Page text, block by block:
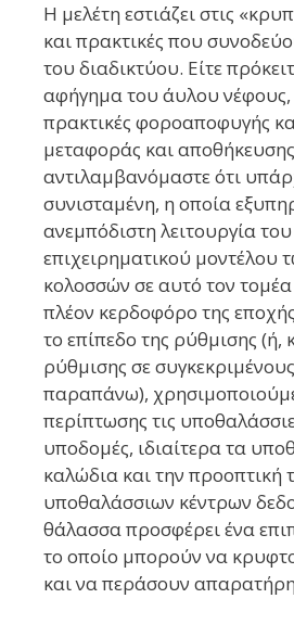
Η μελέτη εστιάζει στις
και πρακτικές που
του διαδικτύου. Είτε
αφήγημα του άυλου νέφους,
πρακτικές φοροαποφυγής
μεταφοράς και
αντιλαμβανόμαστε ότι
συνισταμένη, η οποία
ανεμπόδιστη λειτουργία του
επιχειρηματικού μοντέλου
κολοσσών σε αυτό τον τομέα
πλέον κερδοφόρο της
το επίπεδο της ρύθμισης (ή,
ρύθμισης σε
παραπάνω),
περίπτωσης τις
υποδομές, ιδιαίτερα τα
καλώδια και την προοπτική
υποθαλάσσιων κέντρων
θάλασσα προσφέρει ένα
το οποίο μπορούν να
και να περάσουν